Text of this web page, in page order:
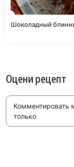
Шоколадный
Оцени рецепт
Комментировать
только